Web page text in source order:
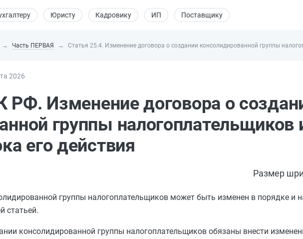
Юристу Кадровику ИП Поставщику
Часть ПЕРВАЯ Статья 25.4. Изменение договора о создании консолидированной группы
2026
РФ. Изменение договора о
группы налогоплательщиков
его действия
Размер
группы налогоплательщиков может быть изменен в порядке и
статьей.
консолидированной группы налогоплательщиков обязаны внести